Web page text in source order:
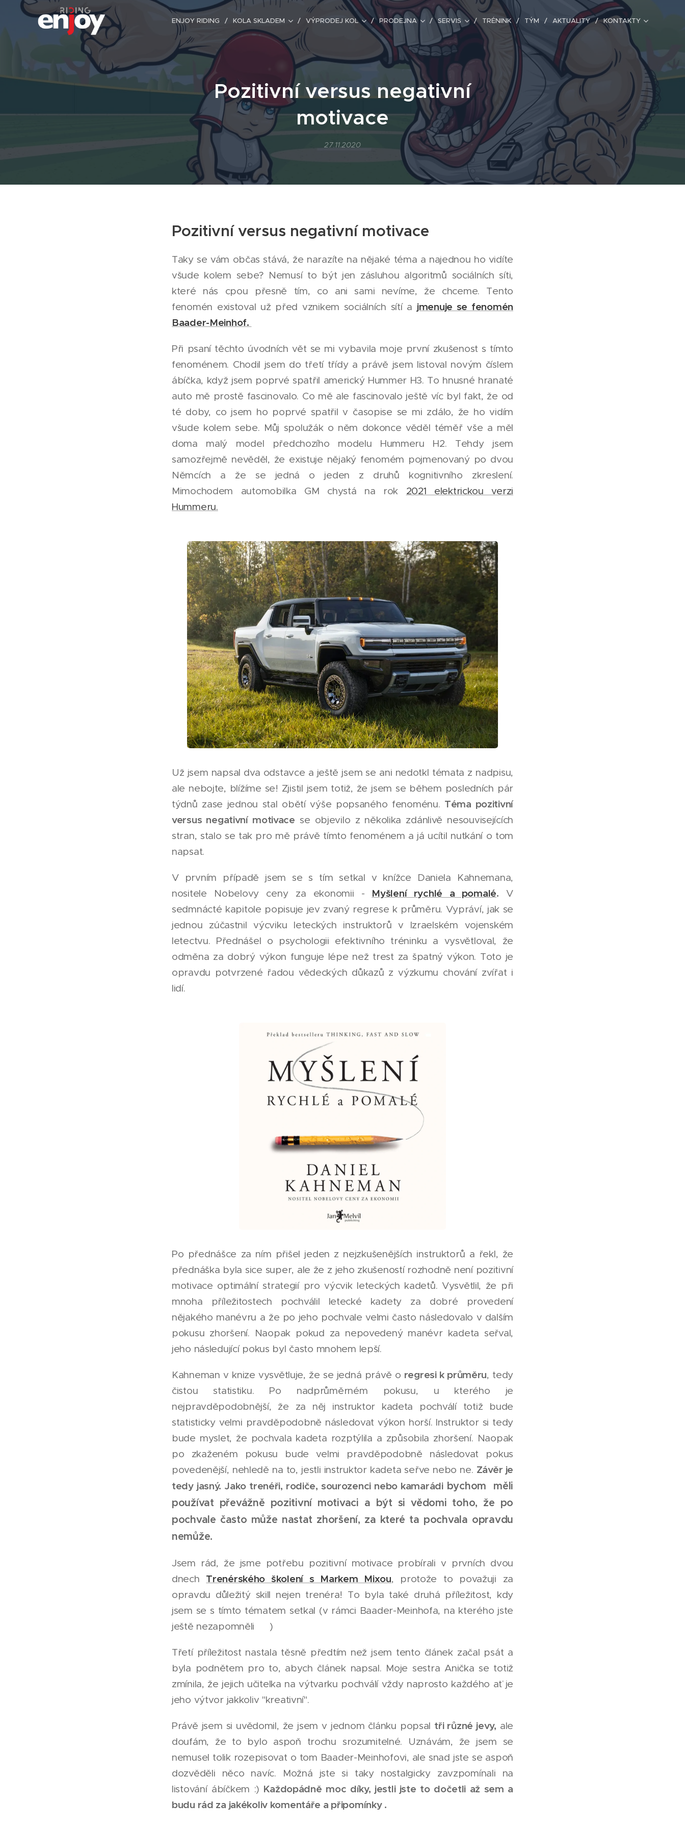
ENJOY RIDING KOLA SKLADEM VÝPRODEJ KOL PRODEJNA SERVIS TRÉNINK TÝM AKTUALITY KONTAKTY
Pozitivní versus negativní
motivace
27.11.2020
Pozitivní versus negativní motivace
Taky se vám občas stává, že narazíte na nějaké téma a najednou ho vidíte
všude kolem sebe? Nemusí to být jen zásluhou algoritmů sociálních síti,
které nás cpou přesně tím, co ani sami nevíme, že chceme. Tento
fenomén existoval už před vznikem sociálních sítí a jmenuje se fenomén
Baader-Meinhof.
Při psaní těchto úvodních vět se mi vybavila moje první zkušenost s tímto
fenoménem. Chodil jsem do třetí třídy a právě jsem listoval novým číslem
ábíčka, když jsem poprvé spatřil americký Hummer H3. To hnusné hranaté
auto mě prostě fascinovalo. Co mě ale fascinovalo ještě víc byl fakt, že od
té doby, co jsem ho poprvé spatřil v časopise se mi zdálo, že ho vidím
všude kolem sebe. Můj spolužák o něm dokonce věděl téměř vše a měl
doma malý model předchozího modelu Hummeru H2. Tehdy jsem
samozřejmě nevěděl, že existuje nějaký fenomém pojmenovaný po dvou
Němcích a že se jedná o jeden z druhů kognitivního zkreslení.
Mimochodem automobilka GM chystá na rok 2021 elektrickou verzi
Hummeru.
Už jsem napsal dva odstavce a ještě jsem se ani nedotkl témata z nadpisu,
ale nebojte, blížíme se! Zjistil jsem totiž, že jsem se během posledních pár
týdnů zase jednou stal obětí výše popsaného fenoménu. Téma pozitivní
versus negativní motivace se objevilo z několika zdánlivě nesouvisejících
stran, stalo se tak pro mě právě tímto fenoménem a já ucítil nutkání o tom
napsat.
V prvním případě jsem se s tím setkal v knížce Daniela Kahnemana,
nositele Nobelovy ceny za ekonomii -
Myšlení rychlé a pomalé. V
sedmnácté kapitole popisuje jev zvaný regrese k průměru. Vypráví, jak se
jednou zúčastnil výcviku leteckých instruktorů v Izraelském vojenském
letectvu. Přednášel o psychologii efektivního tréninku a vysvětloval, že
odměna za dobrý výkon funguje lépe než trest za špatný výkon. Toto je
opravdu potvrzené řadou vědeckých důkazů z výzkumu chování zvířat i
lidí.
Po přednášce za ním přišel jeden z nejzkušenějších instruktorů a řekl, že
přednáška byla sice super, ale že z jeho zkušeností rozhodně není pozitivní
motivace optimální strategií pro výcvik leteckých kadetů. Vysvětlil, že při
mnoha příležitostech pochválil letecké kadety za dobré provedení
nějakého manévru a že po jeho pochvale velmi často následovalo v dalším
pokusu zhoršení. Naopak pokud za nepovedený manévr kadeta seřval,
jeho následující pokus byl často mnohem lepší.
Kahneman v knize vysvětluje, že se jedná právě o regresi k průměru, tedy
čistou statistiku. Po nadprůměrném pokusu, u kterého je
nejpravděpodobnější, že za něj instruktor kadeta pochválí totiž bude
statisticky velmi pravděpodobně následovat výkon horší. Instruktor si tedy
bude myslet, že pochvala kadeta rozptýlila a způsobila zhoršení. Naopak
po zkaženém pokusu bude velmi pravděpodobně následovat pokus
povedenější, nehledě na to, jestli instruktor kadeta seřve nebo ne. Závěr je
tedy jasný. Jako trenéři, rodiče, sourozenci nebo kamarádibychom měli
používat převážně pozitivní motivaci a být si vědomi toho, že po
pochvale často může nastat zhoršení, za které ta pochvala opravdu
nemůže.
Jsem rád, že jsme potřebu pozitivní motivace probírali v prvních dvou
dnech Trenérského školení s Markem Mixou, protože to považuji za
opravdu důležitý skill nejen trenéra! To byla také druhá příležitost, kdy
jsem se s tímto tématem setkal (v rámci Baader-Meinhofa, na kterého jste
ještě nezapomněli 😀)
Třetí příležitost nastala těsně předtím než jsem tento článek začal psát a
byla podnětem pro to, abych článek napsal. Moje sestra Anička se totiž
zmínila, že jejich učitelka na výtvarku pochválí vždy naprosto každého ať je
jeho výtvor jakkoliv "kreativní".
Právě jsem si uvědomil, že jsem v jednom článku popsal tři různé jevy, ale
doufám, že to bylo aspoň trochu srozumitelné. Uznávám, že jsem se
nemusel tolik rozepisovat o tom Baader-Meinhofovi, ale snad jste se aspoň
dozvěděli něco navíc. Možná jste si taky nostalgicky zavzpomínali na
listování ábíčkem :) Každopádně moc díky, jestli jste to dočetli až sem a
budu rád za jakékoliv komentáře a připomínky .